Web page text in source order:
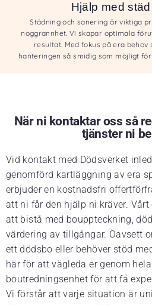
Hjälp med
Städning och sanering är viktiga
noggrannhet. Vi skapar optimala
resultat. Med fokus på era
hanteringen så smidig som möjligt
När ni kontaktar oss så
tjänster ni
Vid kontakt med Dödsverket
genomförd kartläggning av era
erbjuder en kostnadsfri
att ni får den hjälp ni kräver.
att bistå med bouppteckning,
värdering av tillgångar. Oavsett
ett dödsbo eller behöver stöd
här för att vägleda er genom
boutredningsenhet för att få
Vi förstår att varje situation är